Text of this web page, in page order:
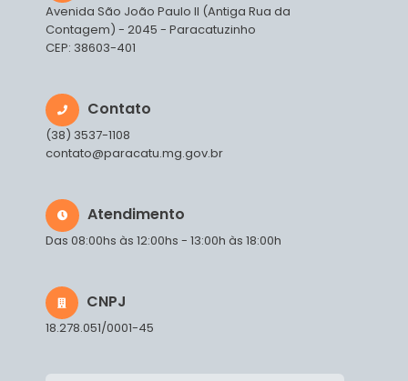
Avenida São João Paulo II (Antiga Rua da
Contagem) - 2045 - Paracatuzinho
CEP: 38603-401
Contato
(38) 3537-1108
contato@paracatu.mg.gov.br
Atendimento
Das 08:00hs às 12:00hs - 13:00h às 18:00h
CNPJ
18.278.051/0001-45